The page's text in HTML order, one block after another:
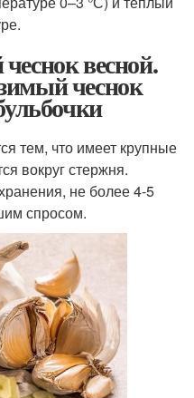
весной.
чеснок
тем, что имеет крупные
вокруг стержня.
не более 4-5
спросом.